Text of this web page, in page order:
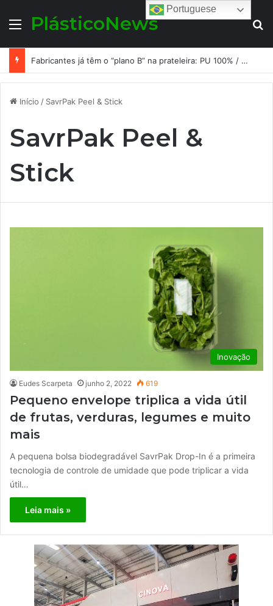
MenuPlásticoNews
Fabricantes já têm o “plano B” na prateleira: PU 100% / NC-free existe, mas ainda é pouco usado: a hora é transformar isso em projeto de resiliência
Início / SavrPak Peel & Stick
SavrPak Peel &
Stick
Inovação
Eudes Scarpeta junho 2, 2022 619
Pequeno envelope triplica a vida útil
de frutas, verduras, legumes e muito
mais
A pequena bolsa biodegradável SavrPak Drop-In é a primeira
tecnologia de controle de umidade que pode triplicar a vida
útil…
Leia mais »
Portuguese